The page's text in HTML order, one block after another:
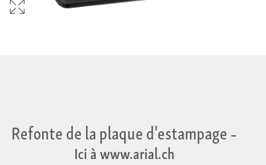
Refonte de la plaque d'estampage–
Ici à www.arial.ch